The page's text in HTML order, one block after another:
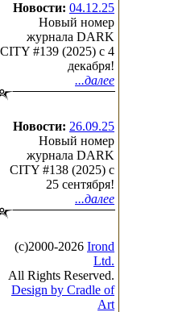
Новости: 04.12.25
Новый номер
журнала DARK
CITY #139 (2025) c 4
декабря!
...далее
Новости: 26.09.25
Новый номер
журнала DARK
CITY #138 (2025) c
25 сентября!
...далее
(с)2000-2026 Irond
Ltd.
All Rights Reserved.
Design by Cradle of
Art